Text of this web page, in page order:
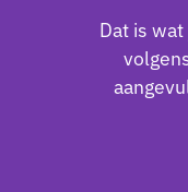
Dat is